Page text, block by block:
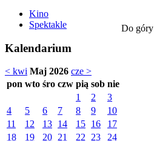
Kino
Spektakle
Kalendarium
< kwi Maj 2026 cze >
pon wto śro czw pią sob nie
1
2
3
4
5 6 7 8 9
10
11
12 13 14 15 16
17
18
19 20 21 22 23
24
Do góry